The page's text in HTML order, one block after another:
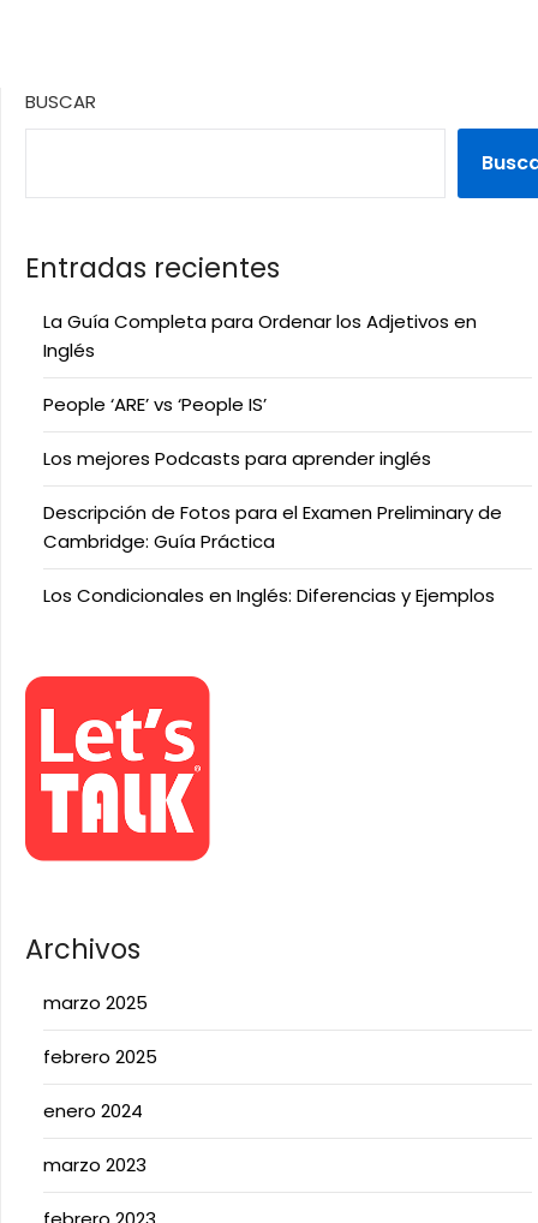
BUSCAR
Entradas recientes
La Guía Completa para Ordenar los Adjetivos en
Inglés
People ‘ARE’ vs ‘People IS’
Los mejores Podcasts para aprender inglés
Descripción de Fotos para el Examen Preliminary de
Cambridge: Guía Práctica
Los Condicionales en Inglés: Diferencias y Ejemplos
Archivos
marzo 2025
febrero 2025
enero 2024
marzo 2023